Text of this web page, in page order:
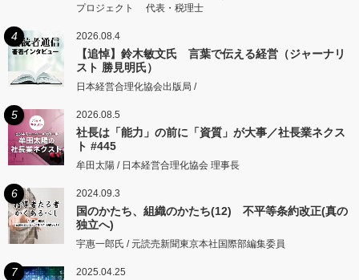
プロジェクト 代表・税理士
4 2026.08.4
【追悼】鈴木敏文氏 言葉で伝える経営（ジャーナリ
スト 勝見明氏）
日本経営合理化協会出版局 /
5 2026.08.5
社長は「能力」の前に「資質」が大事／社長業ネクス
ト #445
牟田太陽 / 日本経営合理化協会 理事長
6 2024.09.3
国のかたち、組織のかたち(12) 不平等条約改正(真の
独立へ)
宇惠一郎氏 / 元読売新聞東京本社国際部編集委員
7 2025.04.25